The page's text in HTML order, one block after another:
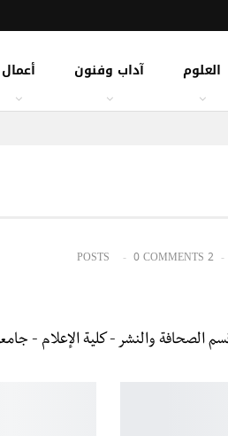
العلوم آداب وفنون أعمال
2 POSTS
0 COMMENTS
الصحافة والنشر - كلية الإعلام -